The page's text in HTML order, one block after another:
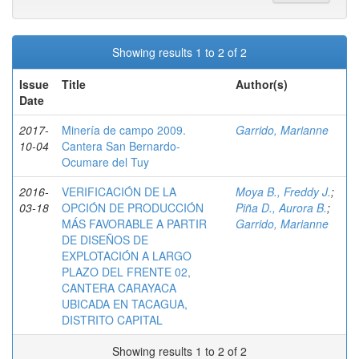
Showing results 1 to 2 of 2
Issue
Date
Title Author(s)
2017-
10-04
Minería de campo 2009.
Cantera San Bernardo-
Ocumare del Tuy
Garrido, Marianne
2016-
03-18
VERIFICACIÓN DE LA
OPCIÓN DE PRODUCCIÓN
MÁS FAVORABLE A PARTIR
DE DISEÑOS DE
EXPLOTACIÓN A LARGO
PLAZO DEL FRENTE 02,
CANTERA CARAYACA
UBICADA EN TACAGUA,
DISTRITO CAPITAL
Moya B., Freddy J.;
Piña D., Aurora B.;
Garrido, Marianne
Showing results 1 to 2 of 2